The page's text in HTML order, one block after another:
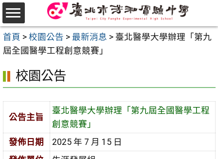
跳
至
主
要
區
首頁 > 校園公告 > 最新消息 > 臺北醫學大學辦理「第九
屆全國醫學工程創意競賽」
校園公告
公告主旨
臺北醫學大學辦理「第九屆全國醫學工程
創意競賽」
發佈日期
2025 年 7 月 15 日
選
單